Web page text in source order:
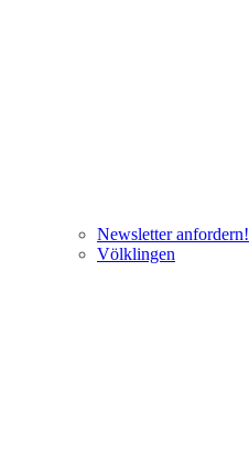
Newsletter anfordern!
Völklingen